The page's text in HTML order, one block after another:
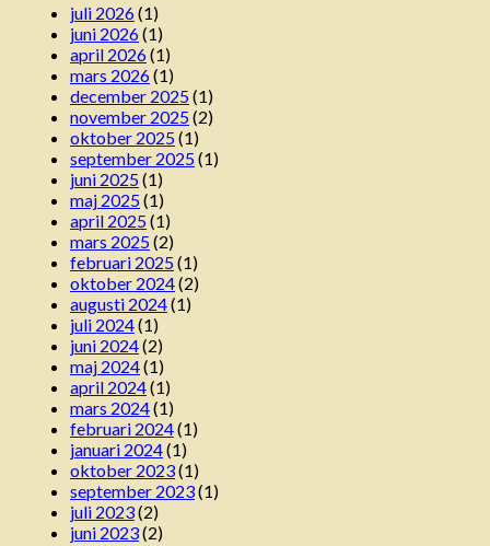
juli 2026(1)
juni 2026(1)
april 2026(1)
mars 2026(1)
december 2025(1)
november 2025(2)
oktober 2025(1)
september 2025(1)
juni 2025(1)
maj 2025(1)
april 2025(1)
mars 2025(2)
februari 2025(1)
oktober 2024(2)
augusti 2024(1)
juli 2024(1)
juni 2024(2)
maj 2024(1)
april 2024(1)
mars 2024(1)
februari 2024(1)
januari 2024(1)
oktober 2023(1)
september 2023(1)
juli 2023(2)
juni 2023(2)